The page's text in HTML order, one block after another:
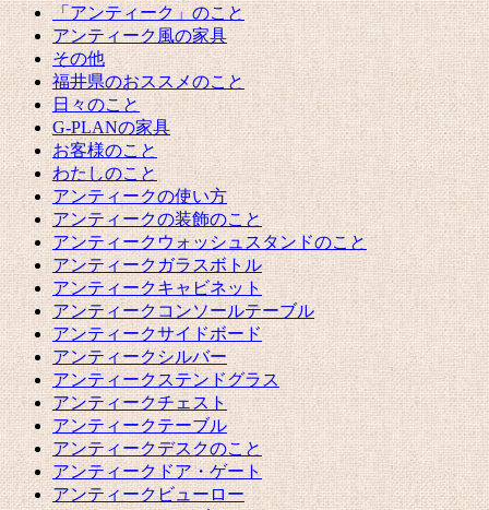
「アンティーク」のこと
アンティーク風の家具
その他
福井県のおススメのこと
日々のこと
G-PLANの家具
お客様のこと
わたしのこと
アンティークの使い方
アンティークの装飾のこと
アンティークウォッシュスタンドのこと
アンティークガラスボトル
アンティークキャビネット
アンティークコンソールテーブル
アンティークサイドボード
アンティークシルバー
アンティークステンドグラス
アンティークチェスト
アンティークテーブル
アンティークデスクのこと
アンティークドア・ゲート
アンティークビューロー